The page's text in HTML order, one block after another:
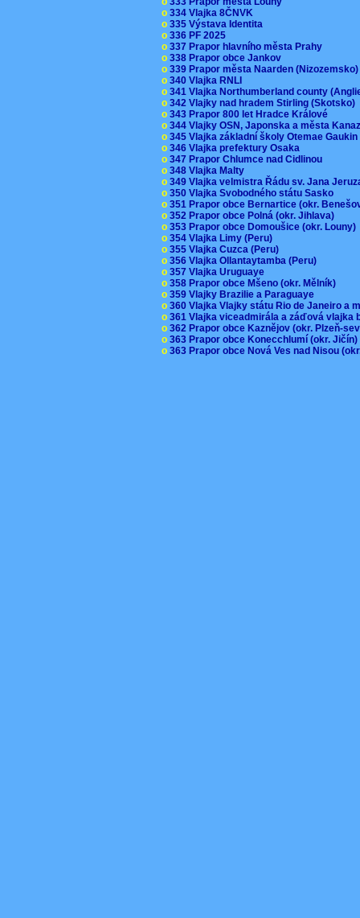
o 334 Vlajka 8ČNVK
o 335 Výstava Identita
o 336 PF 2025
o 337 Prapor hlavního města Prahy
o 338 Prapor obce Jankov
o 339 Prapor města Naarden
o 340 Vlajka RNLI
o 341 Vlajka Northumberland county
o 342 Vlajky nad hradem Stirling (Skotsko)
o 343 Prapor 800 let Hradce Králové
o 344 Vlajky OSN, Japonska a města
o 345 Vlajka základní školy Otemae
o 346 Vlajka prefektury Osaka
o 347 Prapor Chlumce nad Cidlinou
o 348 Vlajka Malty
o 349 Vlajka velmistra Řádu sv. Jana
o 350 Vlajka Svobodného státu Sasko
o 351 Prapor obce Bernartice (okr.
o 352 Prapor obce Polná (okr. Jihlava)
o 353 Prapor obce Domoušice (okr. Louny)
o 354 Vlajka Limy (Peru)
o 355 Vlajka Cuzca (Peru)
o 356 Vlajka Ollantaytamba (Peru)
o 357 Vlajka Uruguaye
o 358 Prapor obce Mšeno (okr. Mělník)
o 359 Vlajky Brazilie a Paraguaye
o 360 Vlajka Vlajky státu Rio de Janeiro a
o 361 Vlajka viceadmirála a záďová
o 362 Prapor obce Kaznějov (okr. Plzeň-
o 363 Prapor obce Konecchlumí (okr.
o 363 Prapor obce Nová Ves nad Nisou